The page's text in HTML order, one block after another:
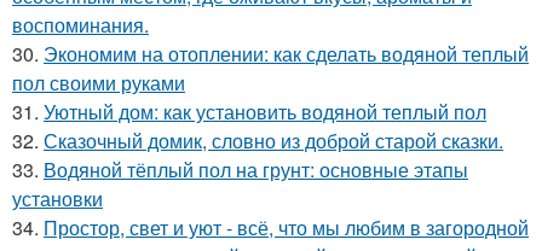
воспоминания.
30. Экономим на отоплении: как сделать водяной теплый
пол своими руками
31. Уютный дом: как установить водяной теплый пол
32. Сказочный домик, словно из доброй старой сказки.
33. Водяной тёплый пол на грунт: основные этапы
установки
34. Простор, свет и уют - всё, что мы любим в загородной